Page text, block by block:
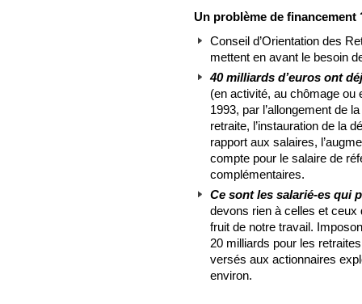
Un problème de
Conseil d’Orientation des
mettent en avant le besoin
40 milliards d’euros ont
(en activité, au chômage
1993, par l’allongement de
retraite, l’instauration de la
rapport aux salaires,
compte pour le salaire de
complémentaires.
Ce sont les salarié-es qui
devons rien à celles et ceux
fruit de notre travail.
20 milliards pour les
versés aux actionnaires
environ.